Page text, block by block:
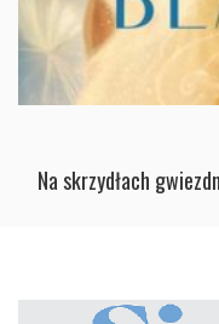
Na skrzydłach